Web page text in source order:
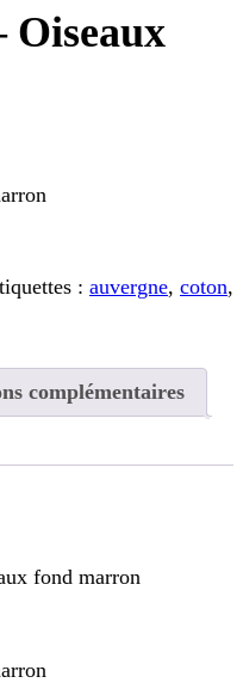
Oiseaux
: auvergne, coton,
complémentaires
fond marron